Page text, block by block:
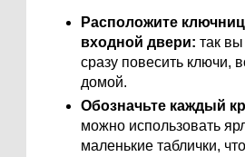
Расположите
входной двери: так
сразу повесить ключи,
домой.
Обозначьте каждый
можно использовать
маленькие таблички,